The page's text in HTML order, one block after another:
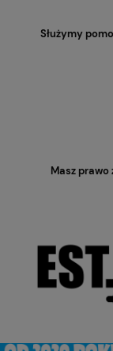
Służymy
Masz